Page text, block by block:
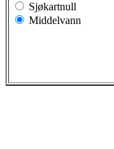
Sjøkartnull
Middelvann